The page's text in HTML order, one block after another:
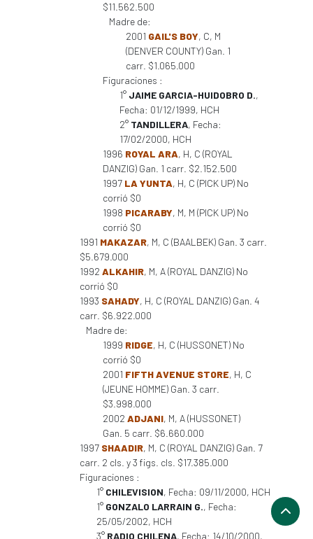
$11.562.500
Madre de:
2001 GAIL'S BOY, C, M
(DENVER COUNTY) Gan. 1
carr. $1.065.000
Figuraciones :
1° JAIME GARCIA-HUIDOBRO D.,
Fecha: 01/12/1999, HCH
2° TANDILLERA, Fecha:
17/02/2000, HCH
1996 ROYAL ARA, H, C (ROYAL
DANZIG) Gan. 1 carr. $2.152.500
1997 LA YUNTA, H, C (PICK UP) No
corrió $0
1998 PICARABY, M, M (PICK UP) No
corrió $0
1991 MAKAZAR, M, C (BAALBEK) Gan. 3 carr.
$5.679.000
1992 ALKAHIR, M, A (ROYAL DANZIG) No
corrió $0
1993 SAHADY, H, C (ROYAL DANZIG) Gan. 4
carr. $6.922.000
Madre de:
1999 RIDGE, H, C (HUSSONET) No
corrió $0
2001 FIFTH AVENUE STORE, H, C
(JEUNE HOMME) Gan. 3 carr.
$3.998.000
2002 ADJANI, M, A (HUSSONET)
Gan. 5 carr. $6.660.000
1997 SHAADIR, M, C (ROYAL DANZIG) Gan. 7
carr. 2 cls. y 3 figs. cls. $17.385.000
Figuraciones :
1° CHILEVISION, Fecha: 09/11/2000, HCH
1° GONZALO LARRAIN G., Fecha:
25/05/2002, HCH
3° RADIO CHILENA, Fecha: 14/10/2000,